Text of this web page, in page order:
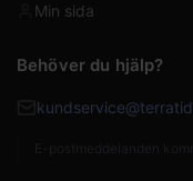
Min sida
Behöver du hjälp?